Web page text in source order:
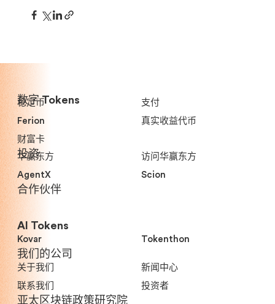
数字 Tokens
稳定币
支付
Ferion
真实收益代币
财富卡
投资
华赢东方
访问华赢东方
AgentX
Scion
合作伙伴
AI Tokens
Kovar Tokenthon
我们的公司
关于我们
新闻中心
联系我们
投资者
亚太区块链政策研究院